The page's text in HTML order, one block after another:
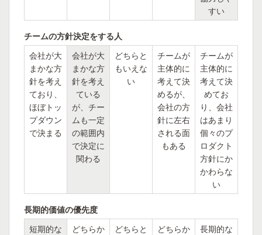
すい
チームの方針決定をする人
会社が大
まかな方
針を考え
ており、
ほぼトッ
プダウン
で決まる
会社が大
まかな方
針を考え
ている
が、チー
ムも一定
の範囲内
で決定に
関わる
どちらと
もいえな
い
チームが
主体的に
考えて決
めるが、
会社の方
針に左右
される面
もある
チームが
主体的に
考えて決
めてお
り、会社
はあまり
個々のプ
ロダクト
方針にか
かわらな
い
長期的価値の優先度
短期的な
どちらか
どちらと
どちらか
長期的な